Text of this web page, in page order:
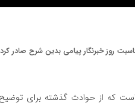
روز خبرنگار پیامی بدین شرح صادر
است که از حوادث گذشته برای